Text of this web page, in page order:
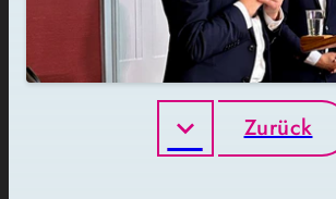
Zurück